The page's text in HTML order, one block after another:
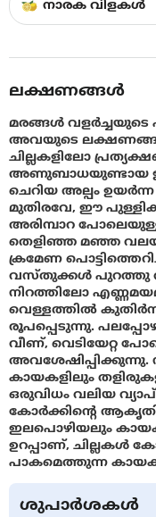
നാരക വിളകൾ
ലക്ഷണങ്ങൾ
മരങ്ങള്‍ വളര്‍ച്ചയുടെ
അവയുടെ
ചില്ലകളിലോ
അണുബാധയുണ്ടായ
ചെറിയ അല്പം
മുതിരവേ, ഈ
അരിമ്പാറ
തെളിഞ്ഞ മഞ്ഞ
ക്രമേണ
വസ്തുക്കള്‍ പുറത്തു
നിറത്തിലോ
വെള്ളത്തില്‍
രൂപപ്പെടുന്നു.
വീണ്, വെടിയേറ്റ
കായകളിലും
ഒരുവിധം വലിയ
കോര്‍ക്കിന്റെ
ഇലപൊഴിയലും
ഉറപ്പാണ്, ചില്ലകള്‍
പാകമെത്തുന്ന
ശുപാർശകൾ